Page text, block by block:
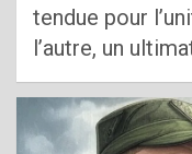
tendue pour
l’autre, un